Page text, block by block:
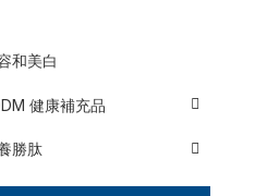
和美白
健康補充品
勝肽